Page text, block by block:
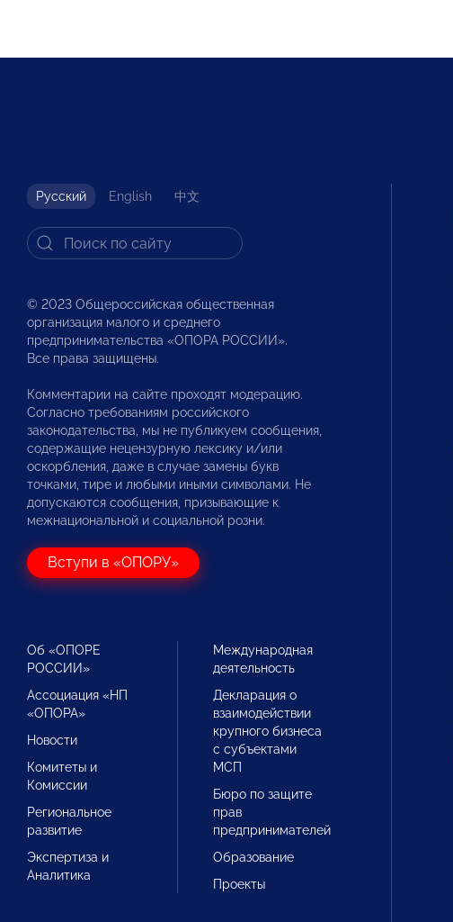
Русский English 中文
© 2023 Общероссийская общественная
организация малого и среднего
предпринимательства «ОПОРА РОССИИ».
Все права защищены.
Комментарии на сайте проходят модерацию.
Согласно требованиям российского
законодательства, мы не публикуем сообщения,
содержащие нецензурную лексику и/или
оскорбления, даже в случае замены букв
точками, тире и любыми иными символами. Не
допускаются сообщения, призывающие к
межнациональной и социальной розни.
Вступи в «ОПОРУ»
Об «ОПОРЕ
РОССИИ»
Ассоциация «НП
«ОПОРА»
Новости
Комитеты и
Комиссии
Региональное
развитие
Экспертиза и
Аналитика
Международная
деятельность
Декларация о
взаимодействии
крупного бизнеса
с субъектами
МСП
Бюро по защите
прав
предпринимателей
Образование
Проекты